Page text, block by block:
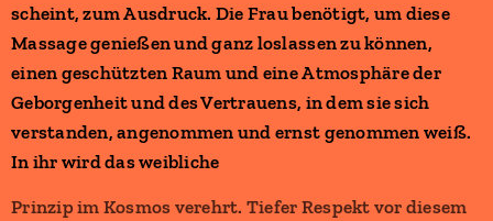
scheint, zum Ausdruck. Die Frau benötigt, um diese
Massage genießen und ganz loslassen zu können,
einen geschützten Raum und eine Atmosphäre der
Geborgenheit und des Vertrauens, in dem sie sich
verstanden, angenommen und ernst genommen weiß.
In ihr wird das weibliche
Prinzip im Kosmos verehrt. Tiefer Respekt vor diesem